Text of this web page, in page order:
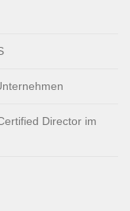
Director im